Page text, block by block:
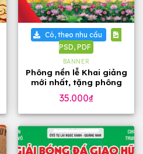
Có, theo nhu cầu
PSD, PDF
BANNER
Phông nền lễ Khai giảng
mới nhất, tặng phông
35.000₫